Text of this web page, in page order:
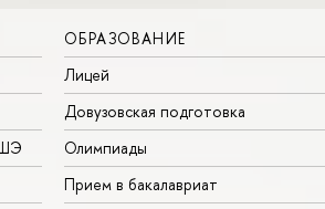
ОБРАЗОВАНИЕ
Лицей
Довузовская подготовка
Олимпиады
Прием в бакалавриат